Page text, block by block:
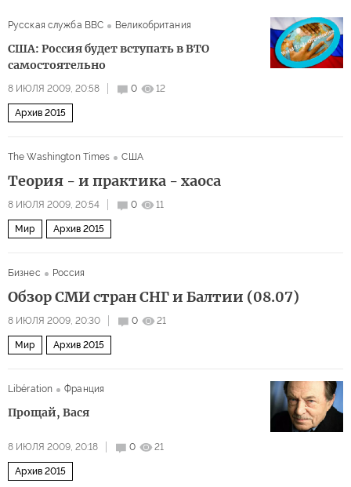
Русская служба BBC Великобритания
США: Россия будет вступать в ВТО
самостоятельно
8 ИЮЛЯ 2009, 20:58 0 12
Архив 2015
The Washington Times США
Теория - и практика - хаоса
8 ИЮЛЯ 2009, 20:54 0 11
Мир Архив 2015
Бизнес Россия
Обзор СМИ стран СНГ и Балтии (08.07)
8 ИЮЛЯ 2009, 20:30 0 21
Мир Архив 2015
Libération Франция
Прощай, Вася
8 ИЮЛЯ 2009, 20:18 0 21
Архив 2015